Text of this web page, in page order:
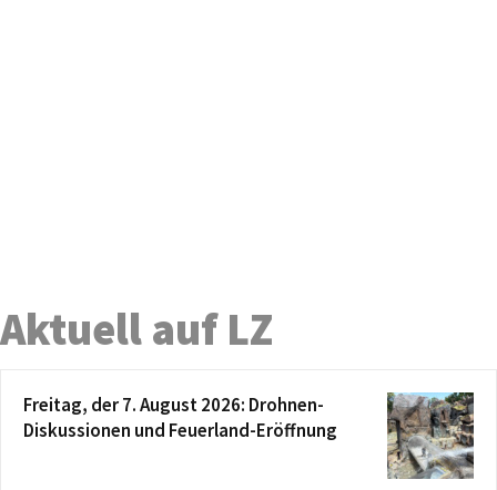
Aktuell auf LZ
Freitag, der 7. August 2026: Drohnen-
Diskussionen und Feuerland-Eröffnung